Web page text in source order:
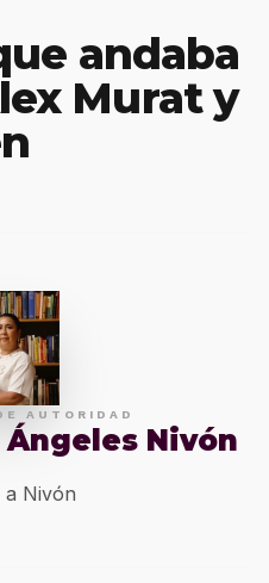
andaba
Murat y
AUTORIDAD
Nivón
a Nivón